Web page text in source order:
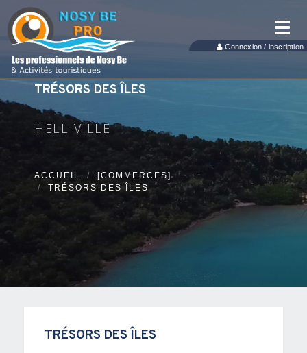
Connexion / inscription
TRÉSORS DES ÎLES
HELL-VILLE
ACCUEIL
[COMMERCES]
TRÉSORS DES ÎLES
TRÉSORS DES ÎLES